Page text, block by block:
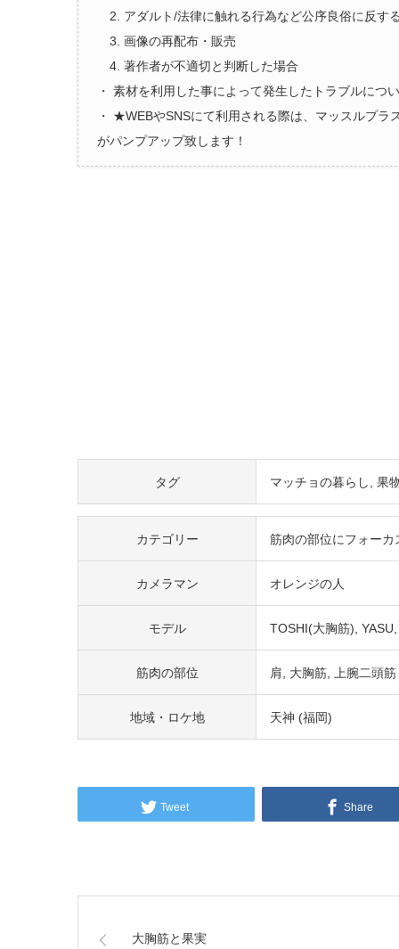
2. アダルト/法律に触れる行為など公序良俗に反す
3. 画像の再配布・販売
4. 著作者が不適切と判断した場合
・ 素材を利用した事によって発生したトラブルにつ
・ ★WEBやSNSにて利用される際は、マッスルプ
がパンプアップ致します！
タグ マッチョの暮らし 果
カテゴリー 筋肉の部位にフォーカ
カメラマン オレンジの人
モデル TOSHI(大胸筋) YASU
筋肉の部位 肩 大胸筋 上腕二頭筋
地域・ロケ地 天神 (福岡)
Tweet Share
大胸筋と果実